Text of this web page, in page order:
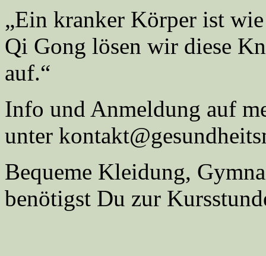
„Ein kranker Körper ist
Qi Gong lösen wir diese
auf.“
Info und Anmeldung auf
unter
Bequeme Kleidung,
benötigst Du zur